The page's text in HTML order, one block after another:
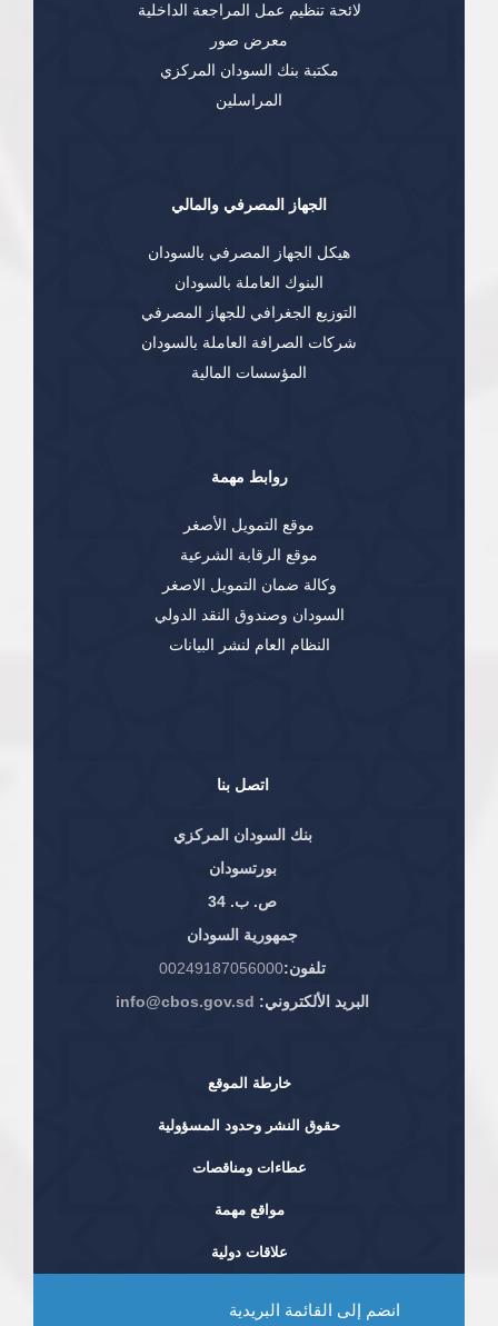
اتصل بنا
بنك السودان المركزي
بورتسودان
ص. ب. 34
جمهورية السودان
تلفون:00249187056000
البريد الألكتروني: info@cbos.gov.sd
لائحة تنظيم عمل المراجعة الداخلية
معرض صور
مكتبة بنك السودان المركزي
المراسلين
الجهاز المصرفي والمالي
هيكل الجهاز المصرفي بالسودان
البنوك العاملة بالسودان
التوزيع الجغرافي للجهاز المصرفي
شركات الصرافة العاملة بالسودان
المؤسسات المالية
روابط مهمة
موقع التمويل الأصغر
موقع الرقابة الشرعية
وكالة ضمان التمويل الاصغر
السودان وصندوق النقد الدولي
النظام العام لنشر البيانات
خارطة الموقع
حقوق النشر وحدود المسؤولية
عطاءات ومناقصات
مواقع مهمة
علاقات دولية
انضم إلى القائمة البريدية